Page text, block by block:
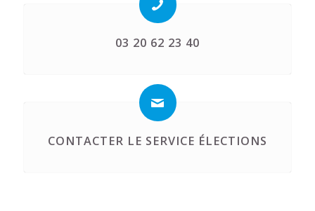
03 20 62 23 40
CONTACTER LE SERVICE ÉLECTIONS